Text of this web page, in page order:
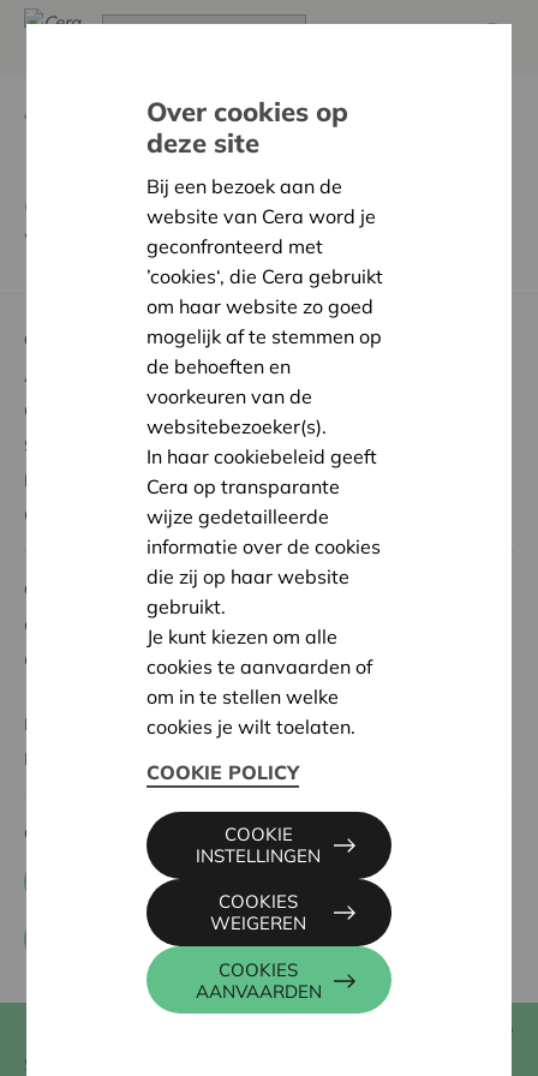
Wij zijn de Cera Waterbrigade
Content Page lees meer
Waterbrigade
Over Cera
Aandelen kopen
Genieten van voordelen
Steun aan de samenleving
Meebeslissen
Over Cera
Cera voor
Cera voor verenigingen
Cera voor coöperaties
KBC Ancora
BRS
Contacteer ons
+32 0800 62 340
Contactformulier
Muntstraat 1, 3000 Leuven, België
Sociale media
Over cookies op
deze site
Bij een bezoek aan de
website van Cera word je
geconfronteerd met
’cookies‘, die Cera gebruikt
om haar website zo goed
mogelijk af te stemmen op
de behoeften en
voorkeuren van de
websitebezoeker(s).
In haar cookiebeleid geeft
Cera op transparante
wijze gedetailleerde
informatie over de cookies
die zij op haar website
gebruikt.
Je kunt kiezen om alle
cookies te aanvaarden of
om in te stellen welke
cookies je wilt toelaten.
COOKIE POLICY
COOKIES
AANVAARDEN
COOKIES
WEIGEREN
COOKIE
INSTELLINGEN